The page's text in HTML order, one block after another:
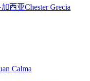
加西亚Chester Grecia
Calma